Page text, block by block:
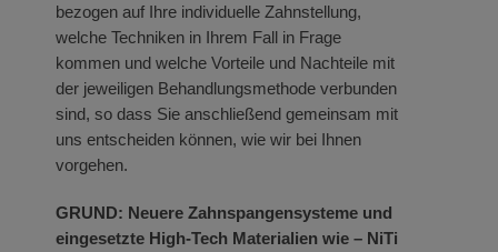
bezogen auf Ihre individuelle Zahnstellung,
welche Techniken in Ihrem Fall in Frage
kommen und welche Vorteile und Nachteile mit
der jeweiligen Behandlungsmethode verbunden
sind, so dass Sie anschließend gemeinsam mit
uns entscheiden können, wie wir bei Ihnen
vorgehen.
GRUND: Neuere Zahnspangensysteme und
eingesetzte High-Tech Materialien wie – NiTi